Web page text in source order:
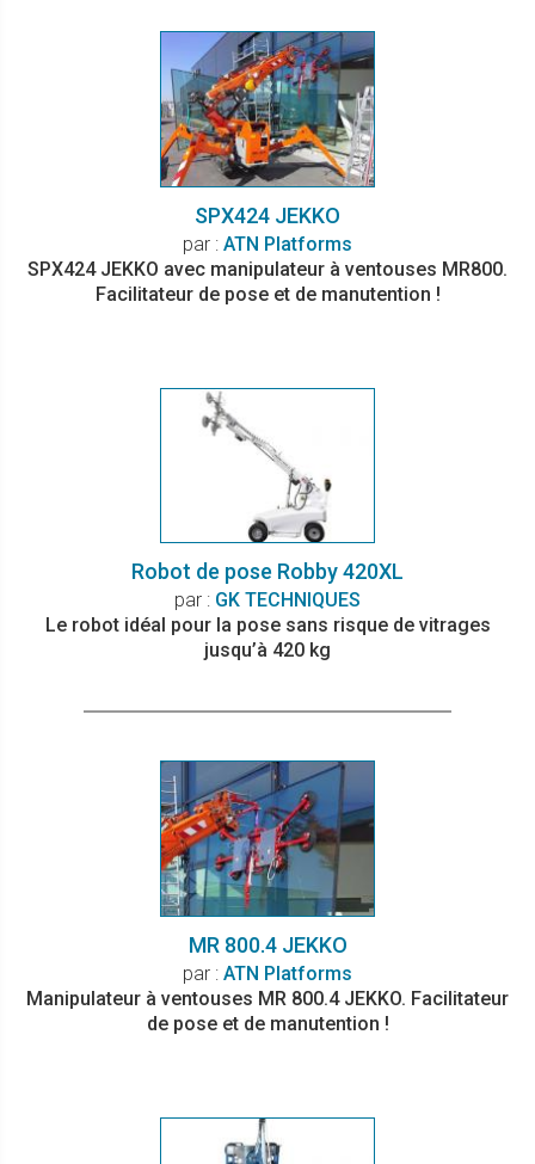
SPX424 JEKKO
par : ATN Platforms
SPX424 JEKKO avec manipulateur à ventouses MR800.
Facilitateur de pose et de manutention !
Robot de pose Robby 420XL
par : GK TECHNIQUES
Le robot idéal pour la pose sans risque de vitrages
jusqu’à 420 kg
MR 800.4 JEKKO
par : ATN Platforms
Manipulateur à ventouses MR 800.4 JEKKO. Facilitateur
de pose et de manutention !